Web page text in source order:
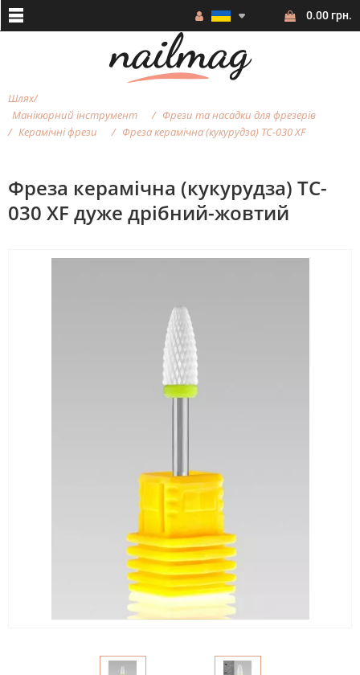
0.00 грн.
Шлях
Манікюрний інструмент
Фрези та насадки для фрезерiв
Керамічні фрези
Фреза керамічна (кукурудза) TC-030 XF
Фреза керамічна (кукурудза) TC-
030 XF дуже дрібний-жовтий